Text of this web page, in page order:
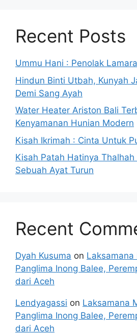
Recent Posts
Ummu Hani : Penolak
Hindun Binti Utbah, Kunyah
Demi Sang Ayah
Water Heater Ariston Bali
Kenyamanan Hunian Modern
Kisah Ikrimah : Cinta Untuk
Kisah Patah Hatinya
Sebuah Ayat Turun
Recent
Dyah Kusuma on Laksamana
Panglima Inong Balee,
dari Aceh
Lendyagassi on Laksamana
Panglima Inong Balee,
dari Aceh